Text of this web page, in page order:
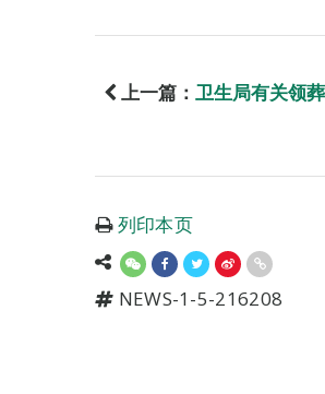
上一篇： 卫生局有关领
列印本页
NEWS-1-5-216208